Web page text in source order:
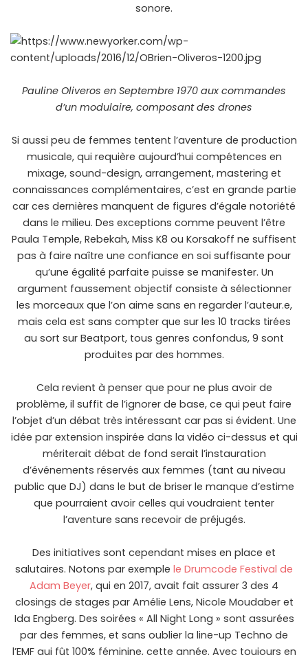
sonore.
Pauline Oliveros en Septembre 1970 aux commandes
d’un modulaire, composant des drones
Si aussi peu de femmes tentent l’aventure de production
musicale, qui requière aujourd’hui compétences en
mixage, sound-design, arrangement, mastering et
connaissances complémentaires, c’est en grande partie
car ces dernières manquent de figures d’égale notoriété
dans le milieu. Des exceptions comme peuvent l’être
Paula Temple, Rebekah, Miss K8 ou Korsakoff ne suffisent
pas à faire naître une confiance en soi suffisante pour
qu’une égalité parfaite puisse se manifester. Un
argument faussement objectif consiste à sélectionner
les morceaux que l’on aime sans en regarder l’auteur.e,
mais cela est sans compter que sur les 10 tracks tirées
au sort sur Beatport, tous genres confondus, 9 sont
produites par des hommes.
Cela revient à penser que pour ne plus avoir de
problème, il suffit de l’ignorer de base, ce qui peut faire
l’objet d’un débat très intéressant car pas si évident. Une
idée par extension inspirée dans la vidéo ci-dessus et qui
mériterait débat de fond serait l’instauration
d’événements réservés aux femmes (tant au niveau
public que DJ) dans le but de briser le manque d’estime
que pourraient avoir celles qui voudraient tenter
l’aventure sans recevoir de préjugés.
Des initiatives sont cependant mises en place et
salutaires. Notons par exemple le Drumcode Festival de
Adam Beyer, qui en 2017, avait fait assurer 3 des 4
closings de stages par Amélie Lens, Nicole Moudaber et
Ida Engberg. Des soirées « All Night Long » sont assurées
par des femmes, et sans oublier la line-up Techno de
l’EMF qui fût 100% féminine, cette année. Avec toujours en